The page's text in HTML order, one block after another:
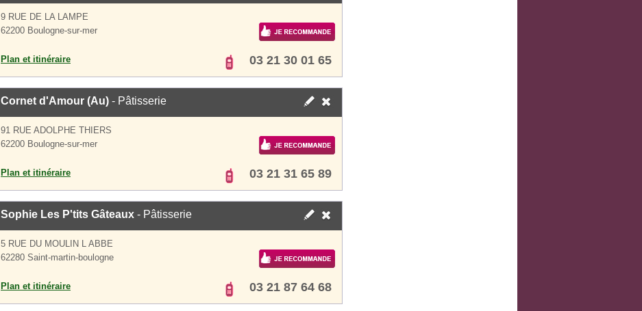
9 RUE DE LA LAMPE
62200 Boulogne-sur-mer
Plan et itinéraire 03 21 30 01 65
Cornet d'Amour (Au) - Pâtisserie
91 RUE ADOLPHE THIERS
62200 Boulogne-sur-mer
Plan et itinéraire 03 21 31 65 89
Sophie Les P'tits Gâteaux - Pâtisserie
5 RUE DU MOULIN L ABBE
62280 Saint-martin-boulogne
Plan et itinéraire 03 21 87 64 68